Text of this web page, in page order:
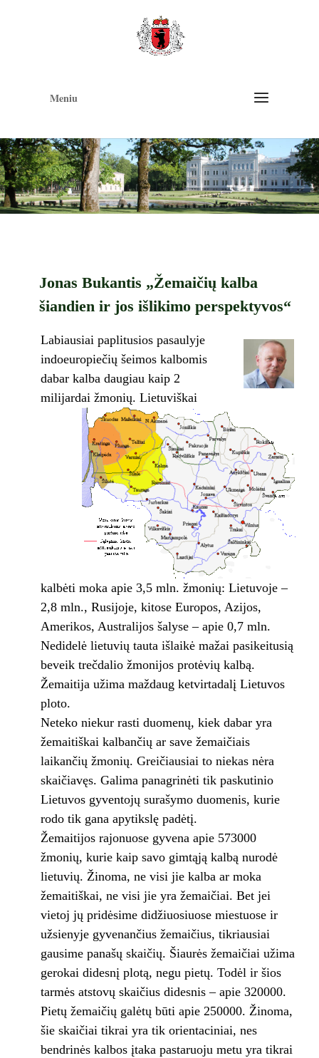
Meniu
Jonas Bukantis „Žemaičių kalba
šiandien ir jos išlikimo perspektyvos“
Labiausiai paplitusios pasaulyje
indoeuropiečių šeimos kalbomis
dabar kalba daugiau kaip 2
milijardai žmonių. Lietuviškai
kalbėti moka apie 3,5 mln. žmonių: Lietuvoje –
2,8 mln., Rusijoje, kitose Europos, Azijos,
Amerikos, Australijos šalyse – apie 0,7 mln.
Nedidelė lietuvių tauta išlaikė mažai pasikeitusią
beveik trečdalio žmonijos protėvių kalbą.
Žemaitija užima maždaug ketvirtadalį Lietuvos
ploto.
Neteko niekur rasti duomenų, kiek dabar yra
žemaitiškai kalbančių ar save žemaičiais
laikančių žmonių. Greičiausiai to niekas nėra
skaičiavęs. Galima panagrinėti tik paskutinio
Lietuvos gyventojų surašymo duomenis, kurie
rodo tik gana apytikslę padėtį.
Žemaitijos rajonuose gyvena apie 573000
žmonių, kurie kaip savo gimtąją kalbą nurodė
lietuvių. Žinoma, ne visi jie kalba ar moka
žemaitiškai, ne visi jie yra žemaičiai. Bet jei
vietoj jų pridėsime didžiuosiuose miestuose ir
užsienyje gyvenančius žemaičius, tikriausiai
gausime panašų skaičių. Šiaurės žemaičiai užima
gerokai didesnį plotą, negu pietų. Todėl ir šios
tarmės atstovų skaičius didesnis – apie 320000.
Pietų žemaičių galėtų būti apie 250000. Žinoma,
šie skaičiai tikrai yra tik orientaciniai, nes
bendrinės kalbos įtaka pastaruoju metu yra tikrai